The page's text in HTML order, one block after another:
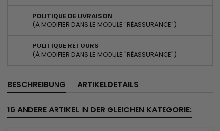
POLITIQUE DE LIVRAISON
(À MODIFIER DANS LE MODULE "RÉASSURANCE")
POLITIQUE RETOURS
(À MODIFIER DANS LE MODULE "RÉASSURANCE")
BESCHREIBUNG ARTIKELDETAILS
16 ANDERE ARTIKEL IN DER GLEICHEN KATEGORIE: